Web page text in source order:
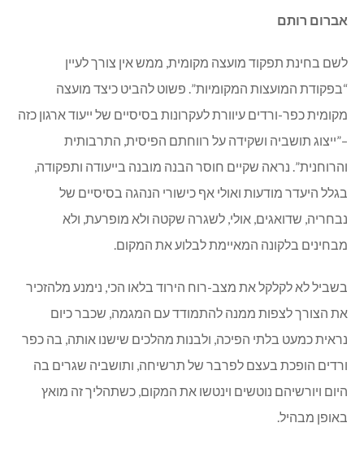
אברום רותם
לשם בחינת תפקוד מועצה מקומית, ממש אין צורך לעיין
“בפקודת המועצות המקומיות”. פשוט להביט כיצד מועצה
מקומית כפר-ורדים עיוורת לעקרונות בסיסיים של ייעוד ארגון כזה
–”ייצוג תושביה ושקידה על רווחתם הפיסית, התרבותית
והרוחנית”. נראה שקיים חוסר הבנה מובנה בייעודה ותפקודה,
בגלל היעדר מודעות ואולי אף כישורי הנהגה בסיסיים של
נבחריה, שדואגים, אולי, לשגרה שקטה ולא מופרעת, ולא
מבחינים בלקונה המאיימת לבלוע את המקום.
בשביל לא לקלקל את מצב-רוח הירוד בלאו הכי, נימנע מלהזכיר
את הצורך לצפות ממנה להתמודד עם המגמה, שכבר כיום
נראית כמעט בלתי הפיכה, ולבנות מהלכים שישנו אותה, בה כפר
ורדים הופכת בעצם לפרבר של תרשיחה, ותושביה שגרים בה
היום ויורשיהם נוטשים וינטשו את המקום, כשתהליך זה מואץ
באופן מבהיל.